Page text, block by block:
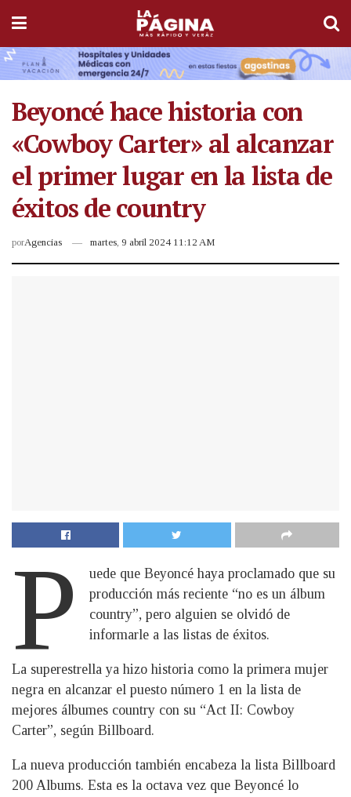
Beyoncé hace historia con
«Cowboy Carter» al alcanzar
el primer lugar en la lista de
éxitos de country
porAgencias martes, 9 abril 2024 11:12 AM
P
uede que Beyoncé haya proclamado que su
producción más reciente “no es un álbum
country”, pero alguien se olvidó de
informarle a las listas de éxitos.
La superestrella ya hizo historia como la primera mujer
negra en alcanzar el puesto número 1 en la lista de
mejores álbumes country con su “Act II: Cowboy
Carter”, según Billboard.
La nueva producción también encabeza la lista Billboard
200 Albums. Esta es la octava vez que Beyoncé lo